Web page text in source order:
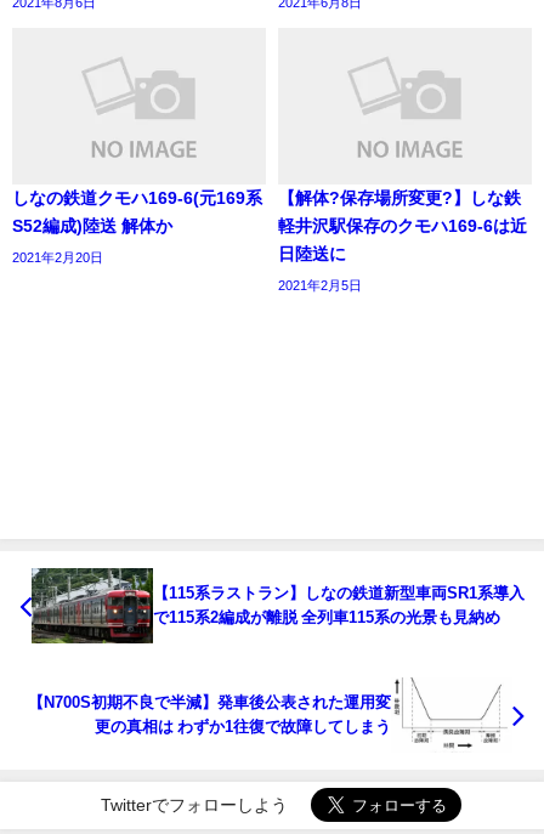
しなの鉄道クモハ169-6(元169系
S52編成)陸送 解体か
2021年2月20日
【解体?保存場所変更?】しな鉄
軽井沢駅保存のクモハ169-6は近
日陸送に
2021年2月5日
【115系ラストラン】しなの鉄道新型車両SR1系導入
で115系2編成が離脱 全列車115系の光景も見納め
【N700S初期不良で半減】発車後公表された運用変
更の真相は わずか1往復で故障してしまう
Twitterでフォローしよう